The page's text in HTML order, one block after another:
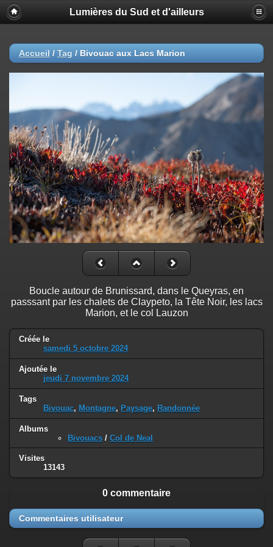
Lumières du Sud et d'ailleurs
Accueil / Tag / Bivouac aux Lacs Marion
Boucle autour de Brunissard, dans le Queyras, en
passsant par les chalets de Claypeto, la Tête Noir, les lacs
Marion, et le col Lauzon
Créée le
samedi 5 octobre 2024
Ajoutée le
jeudi 7 novembre 2024
Tags
Bivouac, Montagne, Paysage, Randonnée
Albums
Bivouacs / Col de Neal
Visites
13143
0 commentaire
Commentaires utilisateur